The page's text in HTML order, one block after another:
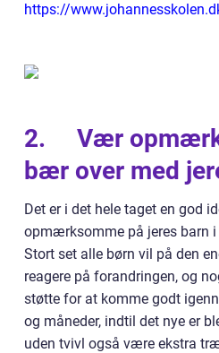
https://
2. Vær
bær over med
Det er i det hele taget en god
opmærksomme på jeres barn
Stort set alle børn vil på den
reagere på forandringen, og
støtte for at komme godt
og måneder, indtil det nye er
uden tvivl også være ekstra